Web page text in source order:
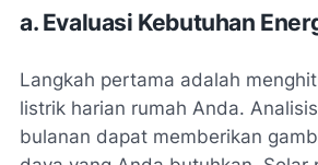
a. Evaluasi Kebutuhan
Langkah pertama adalah
listrik harian rumah Anda.
bulanan dapat memberikan